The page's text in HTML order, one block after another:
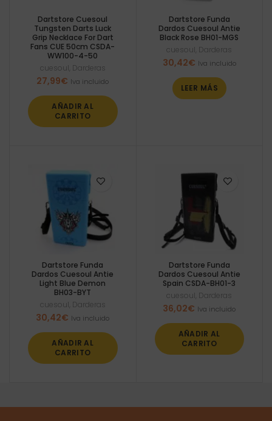
Dartstore Cuesoul
Tungsten Darts Luck
Grip Necklace For Dart
Fans CUE 50cm CSDA-
WW100-4-50
cuesoul Darderas
27,99€ Iva incluido
AÑADIR AL
CARRITO
Dartstore Funda
Dardos Cuesoul Antie
Black Rose BH01-MGS
cuesoul Darderas
30,42€ Iva incluido
LEER MÁS
Dartstore Funda
Dardos Cuesoul Antie
Light Blue Demon
BH03-BYT
cuesoul Darderas
30,42€ Iva incluido
AÑADIR AL
CARRITO
Dartstore Funda
Dardos Cuesoul Antie
Spain CSDA-BH01-3
cuesoul Darderas
36,02€ Iva incluido
AÑADIR AL
CARRITO